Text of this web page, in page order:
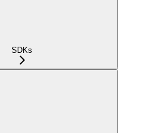
SDKs